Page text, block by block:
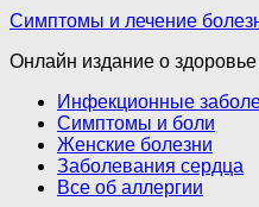
Симптомы и лечение
Онлайн издание о
Инфекционные
Симптомы и боли
Женские болезни
Заболевания сердца
Все об аллергии